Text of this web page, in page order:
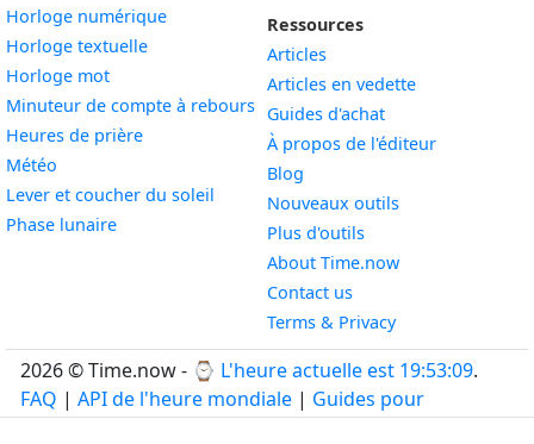
Horloge numériqueWidget
Horloge textuelleWidget
Horloge motWidget
Minuteur de compte à rebours Widget
Heures de prièreWidget
Météo
Lever et coucher du soleil
Phase lunaireWidget
Ressources
Articles
Articles en vedette
Guides d'achat
À propos de l'éditeur
Blog
Nouveaux outils
Plus d'outils
About Time.now
Contact us
Terms & Privacy
2026 © Time.now - ⌚ L'heure actuelle est 19:53:10.
FAQ | API de l'heure mondiale | Guides pour